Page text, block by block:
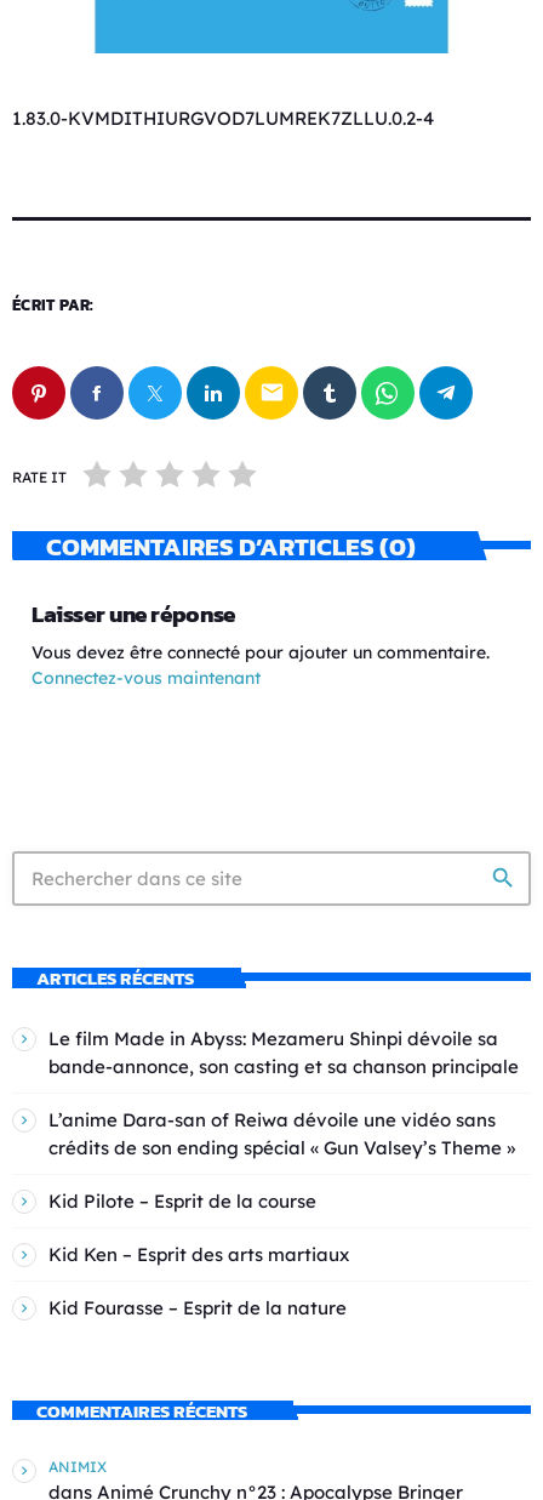
1.83.0-KVMDITHIURGVOD7LUMREK7ZLLU.0.2-4
ÉCRIT PAR:
email
RATE IT
COMMENTAIRES D’ARTICLES (0)
Laisser une réponse
Vous devez être connecté pour ajouter un commentaire.
Connectez-vous maintenant
search
ARTICLES RÉCENTS
Le film Made in Abyss: Mezameru Shinpi dévoile sa
bande-annonce, son casting et sa chanson principale
L’anime Dara-san of Reiwa dévoile une vidéo sans
crédits de son ending spécial « Gun Valsey’s Theme »
Kid Pilote – Esprit de la course
Kid Ken – Esprit des arts martiaux
Kid Fourasse – Esprit de la nature
COMMENTAIRES RÉCENTS
ANIMIX
dans Animé Crunchy n°23 : Apocalypse Bringer